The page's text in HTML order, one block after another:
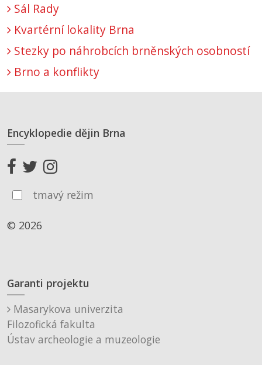
Sál Rady
Kvartérní lokality Brna
Stezky po náhrobcích brněnských osobností
Brno a konflikty
Encyklopedie dějin Brna
tmavý režim
© 2026
Garanti projektu
Masarykova univerzita
Filozofická fakulta
Ústav archeologie a muzeologie